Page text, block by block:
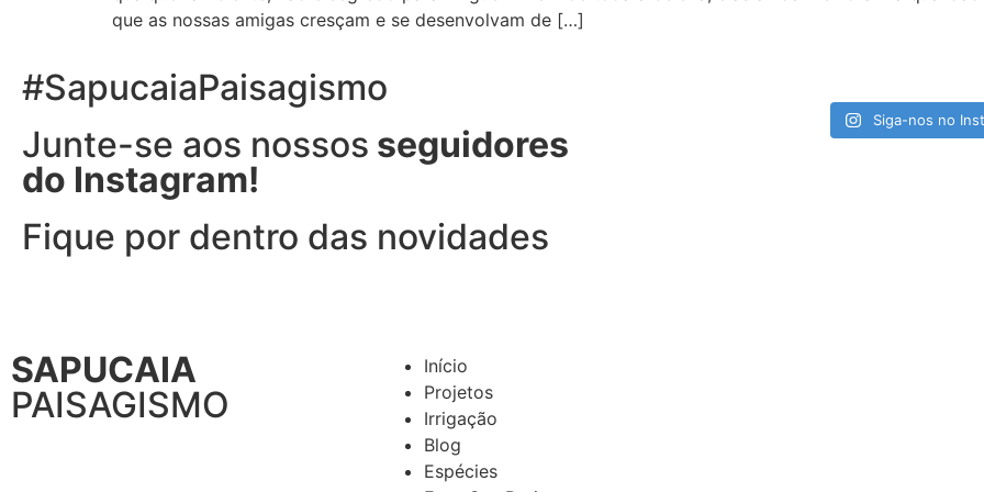
que as nossas amigas cresçam e se desenvolvam de […]
#SapucaiaPaisagismo
Junte-se aos nossos seguidores
do Instagram!
Fique por dentro das novidades
Siga-nos no
SAPUCAIA
PAISAGISMO
Início
Projetos
Irrigação
Blog
Espécies